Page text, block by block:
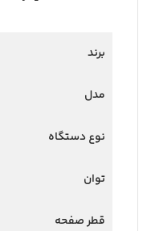
برند
مدل
نوع دستگاه
توان
قطر صفحه